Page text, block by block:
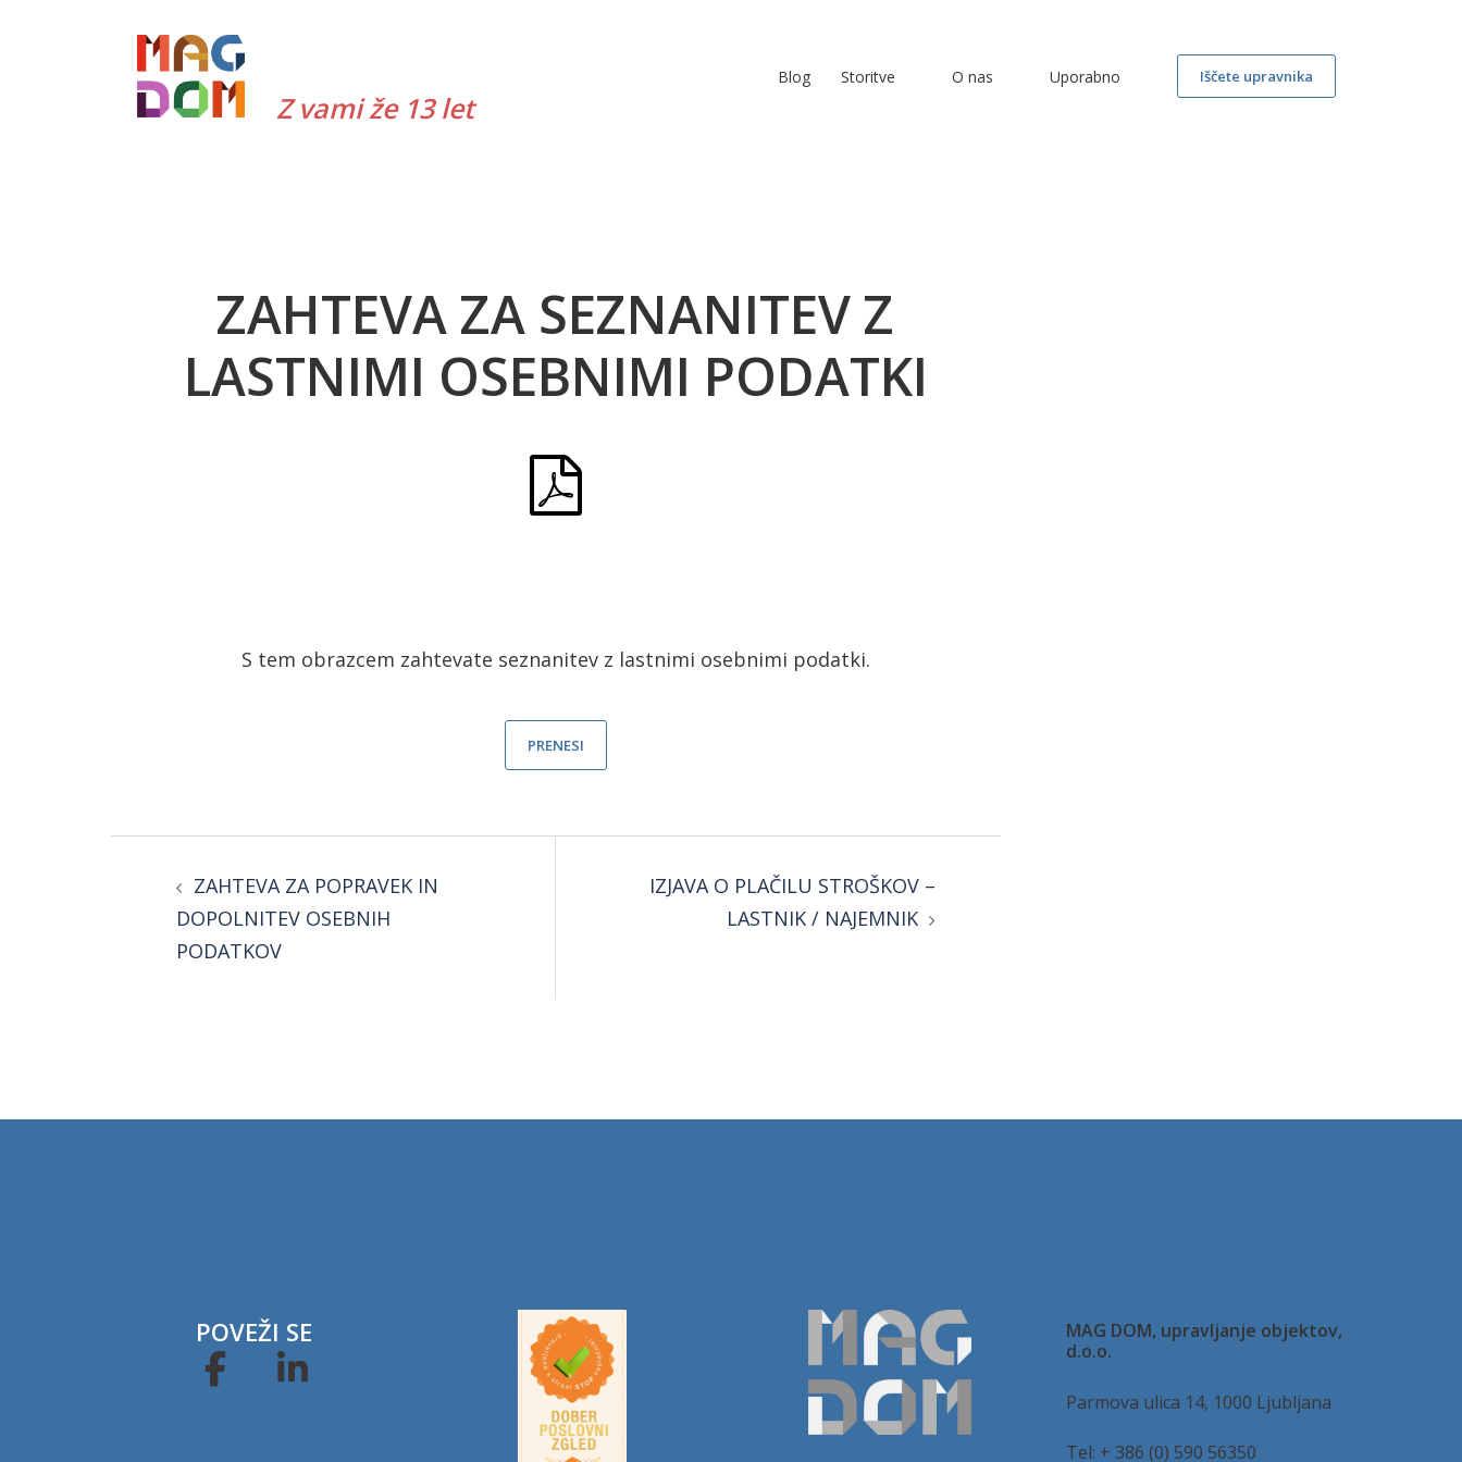
Z vami že 13 let
Blog Storitve O nas Uporabno Iščete upravnika
ZAHTEVA ZA SEZNANITEV Z
LASTNIMI OSEBNIMI PODATKI
S tem obrazcem zahtevate seznanitev z lastnimi osebnimi podatki.
PRENESI
navigation
ZAHTEVA ZA POPRAVEK IN
DOPOLNITEV OSEBNIH
PODATKOV
IZJAVA O PLAČILU STROŠKOV –
LASTNIK / NAJEMNIK
POVEŽI SE
MAG DOM, upravljanje objektov,
d.o.o.
Parmova ulica 14, 1000 Ljubljana
Tel: + 386 (0) 590 56350